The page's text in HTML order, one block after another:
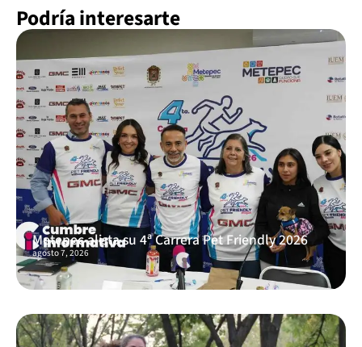
Podría interesarte
Metepec alista su 4ª Carrera Pet Friendly 2026
agosto 7, 2026